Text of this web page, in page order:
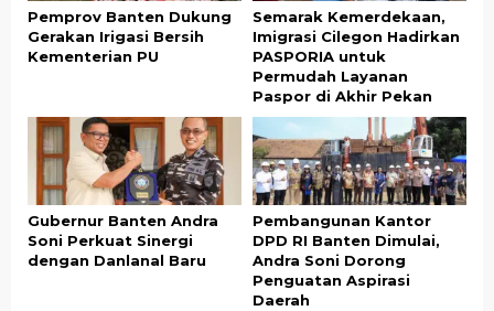
Pemprov Banten Dukung
Gerakan Irigasi Bersih
Kementerian PU
Semarak Kemerdekaan,
Imigrasi Cilegon Hadirkan
PASPORIA untuk
Permudah Layanan
Paspor di Akhir Pekan
Gubernur Banten Andra
Soni Perkuat Sinergi
dengan Danlanal Baru
Pembangunan Kantor
DPD RI Banten Dimulai,
Andra Soni Dorong
Penguatan Aspirasi
Daerah